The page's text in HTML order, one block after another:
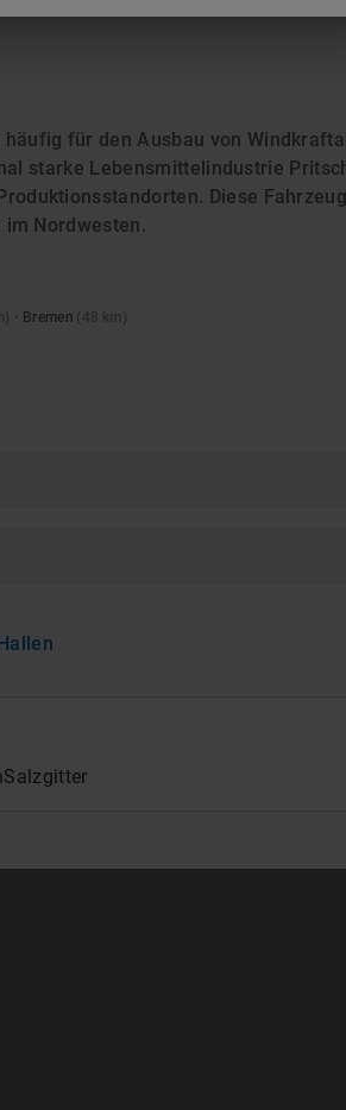
für den Ausbau von
starke Lebensmittelindustrie
Diese
Nordwesten.
· Bremen
Salzgitter